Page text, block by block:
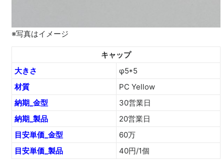
※写真はイメージ
キャップ
大きさ
φ5*5
材質
PC Yellow
納期_金型
30営業日
納期_製品
20営業日
目安単価_金型
60万
目安単価_製品
40円/1個